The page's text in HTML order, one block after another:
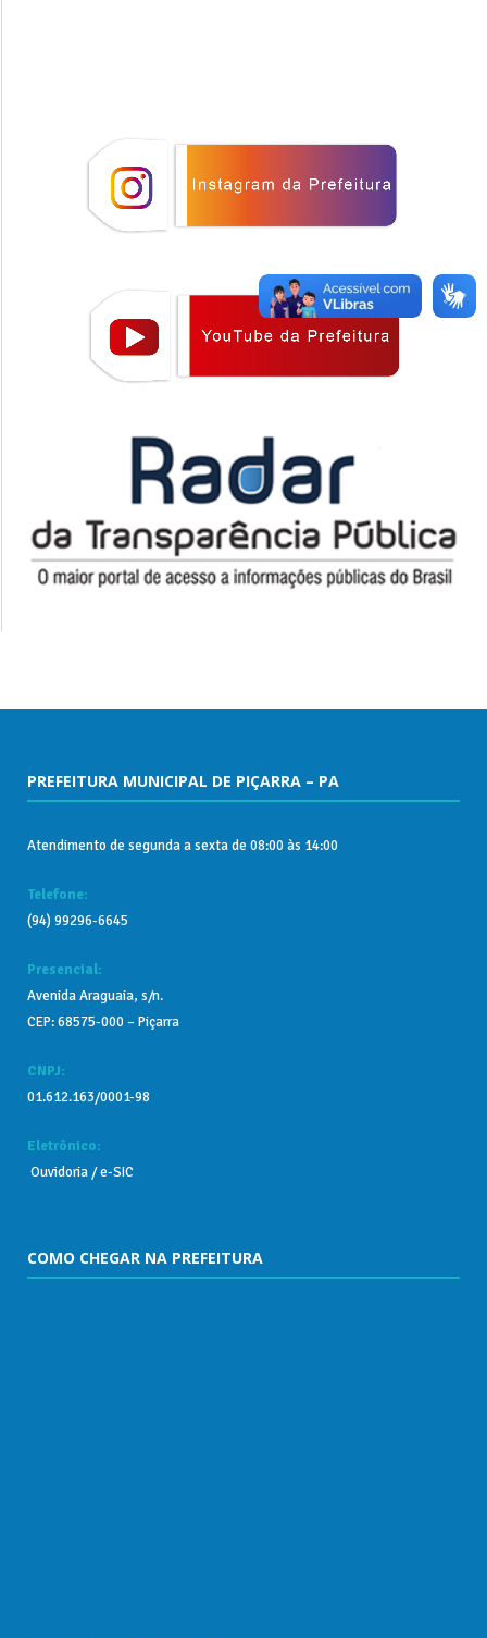
PREFEITURA MUNICIPAL DE PIÇARRA – PA
Atendimento de segunda a sexta de 08:00 às 14:00
Telefone:
(94) 99296-6645
Presencial:
Avenida Araguaia, s/n.
CEP: 68575-000 – Piçarra
CNPJ:
01.612.163/0001-98
Eletrônico:
Ouvidoria /e-SIC
COMO CHEGAR NA PREFEITURA